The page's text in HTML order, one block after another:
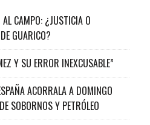
AL CAMPO: ¿JUSTICIA O
GUARICO?
Y SU ERROR INEXCUSABLE”
ACORRALA A DOMINGO
SOBORNOS Y PETRÓLEO